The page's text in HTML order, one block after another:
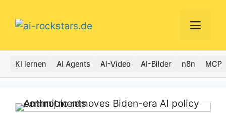
Inhalt
KI lernen AI Agents AI-Video AI-Bilder n8n MCP